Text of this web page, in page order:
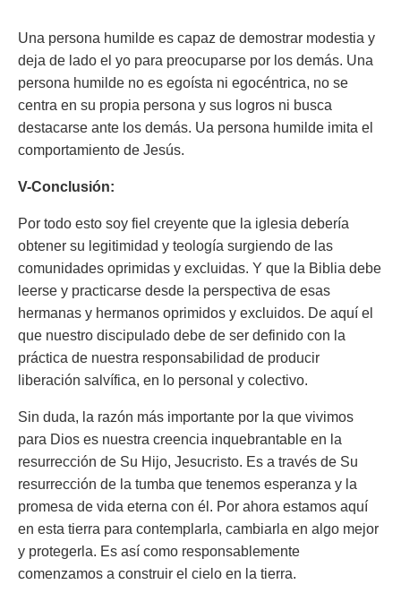
Una persona humilde es capaz de demostrar modestia y
deja de lado el yo para preocuparse por los demás. Una
persona humilde no es egoísta ni egocéntrica, no se
centra en su propia persona y sus logros ni busca
destacarse ante los demás. Ua persona humilde imita el
comportamiento de Jesús.
V-Conclusión:
Por todo esto soy fiel creyente que la iglesia debería
obtener su legitimidad y teología surgiendo de las
comunidades oprimidas y excluidas. Y que la Biblia debe
leerse y practicarse desde la perspectiva de esas
hermanas y hermanos oprimidos y excluidos. De aquí el
que nuestro discipulado debe de ser definido con la
práctica de nuestra responsabilidad de producir
liberación salvífica, en lo personal y colectivo.
Sin duda, la razón más importante por la que vivimos
para Dios es nuestra creencia inquebrantable en la
resurrección de Su Hijo, Jesucristo. Es a través de Su
resurrección de la tumba que tenemos esperanza y la
promesa de vida eterna con él. Por ahora estamos aquí
en esta tierra para contemplarla, cambiarla en algo mejor
y protegerla. Es así como responsablemente
comenzamos a construir el cielo en la tierra.